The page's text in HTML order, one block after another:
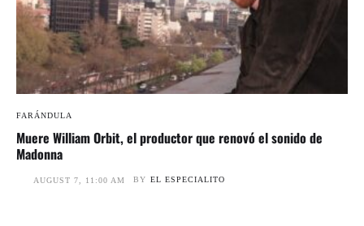
FARÁNDULA
Muere William Orbit, el productor que renovó el sonido de
Madonna
AUGUST 7, 11:00 AM BY EL ESPECIALITO